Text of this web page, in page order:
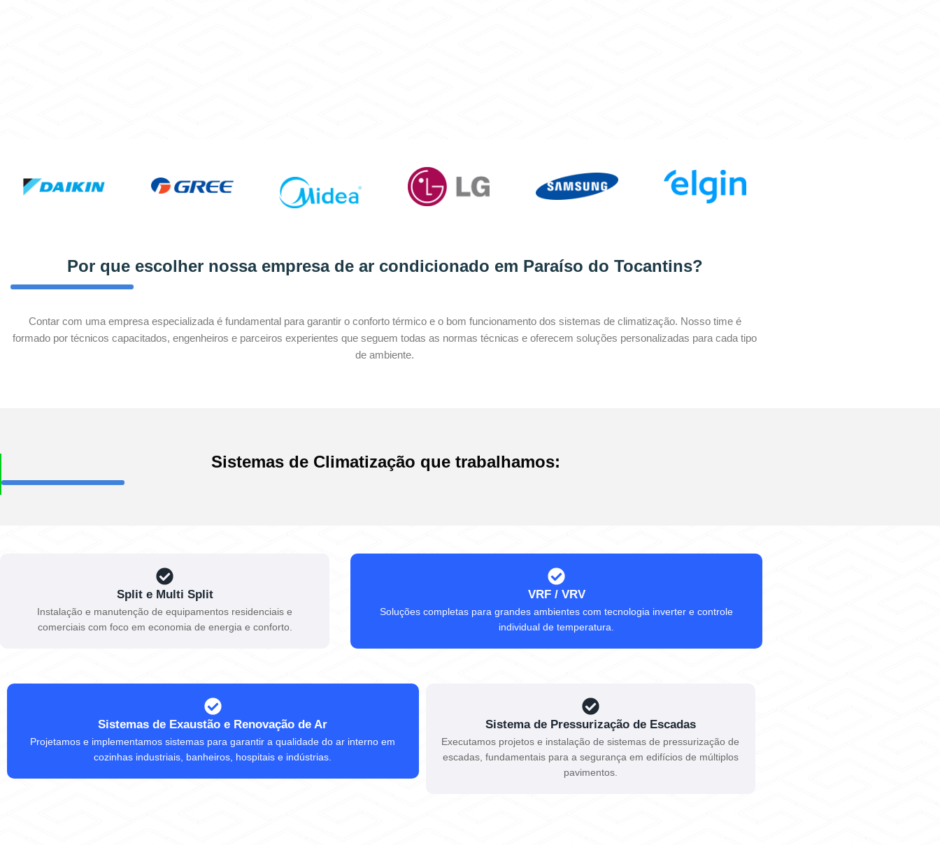
Por que escolher nossa empresa de ar condicionado em Paraíso do Tocantins?
Contar com uma empresa especializada é fundamental para garantir o conforto térmico e o bom funcionamento dos sistemas de climatização. Nosso time é
formado por técnicos capacitados, engenheiros e parceiros experientes que seguem todas as normas técnicas e oferecem soluções personalizadas para cada tipo
de ambiente.
Sistemas de Climatização que trabalhamos:
Split e Multi Split
Instalação e manutenção de equipamentos residenciais e
comerciais com foco em economia de energia e conforto.
VRF / VRV
Soluções completas para grandes ambientes com tecnologia inverter e controle
individual de temperatura.
Sistemas de Exaustão e Renovação de Ar
Projetamos e implementamos sistemas para garantir a qualidade do ar interno em
cozinhas industriais, banheiros, hospitais e indústrias.
Sistema de Pressurização de Escadas
Executamos projetos e instalação de sistemas de pressurização de
escadas, fundamentais para a segurança em edifícios de múltiplos
pavimentos.